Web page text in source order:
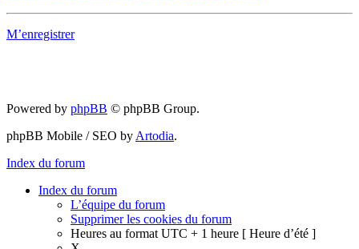
M’enregistrer
Powered by phpBB © phpBB Group.
phpBB Mobile / SEO by Artodia.
Index du forum
Index du forum
L’équipe du forum
Supprimer les cookies du forum
Heures au format UTC + 1 heure [ Heure d’été ]